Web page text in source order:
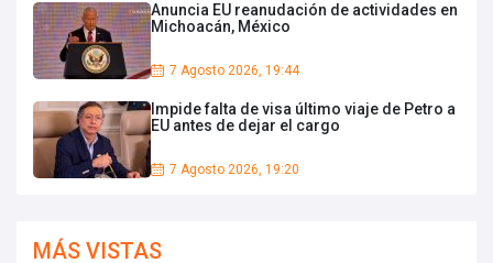
Anuncia EU reanudación de actividades en
Michoacán, México
7 Agosto 2026, 19:44
Impide falta de visa último viaje de Petro a
EU antes de dejar el cargo
7 Agosto 2026, 19:20
MÁS VISTAS